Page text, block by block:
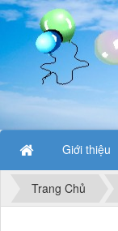
Giới thiệu
Trang Chủ